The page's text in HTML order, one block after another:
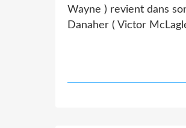
Wayne ) revient dans
Danaher ( Victor